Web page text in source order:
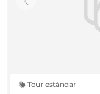
Tour estándar